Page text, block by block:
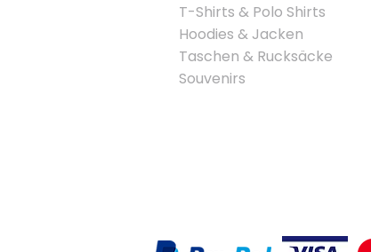
​T-Shirts & Polo Shirts
Hoodies & Jacken
Taschen & Rucksäcke
Souvenirs